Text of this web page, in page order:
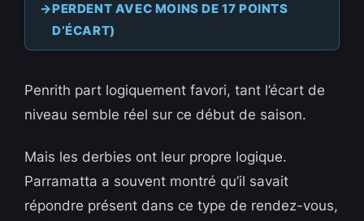
PERDENT AVEC MOINS DE 17 POINTS
D’ÉCART)
Penrith part logiquement favori, tant l’écart de
niveau semble réel sur ce début de saison.
Mais les derbies ont leur propre logique.
Parramatta a souvent montré qu’il savait
répondre présent dans ce type de rendez-vous,